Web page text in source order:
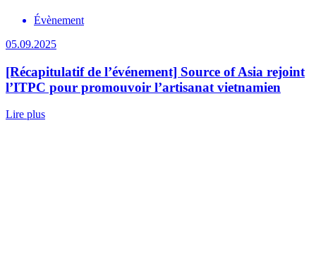
Évènement
05.09.2025
[Récapitulatif de l’événement] Source of Asia rejoint
l’ITPC pour promouvoir l’artisanat vietnamien
Lire plus